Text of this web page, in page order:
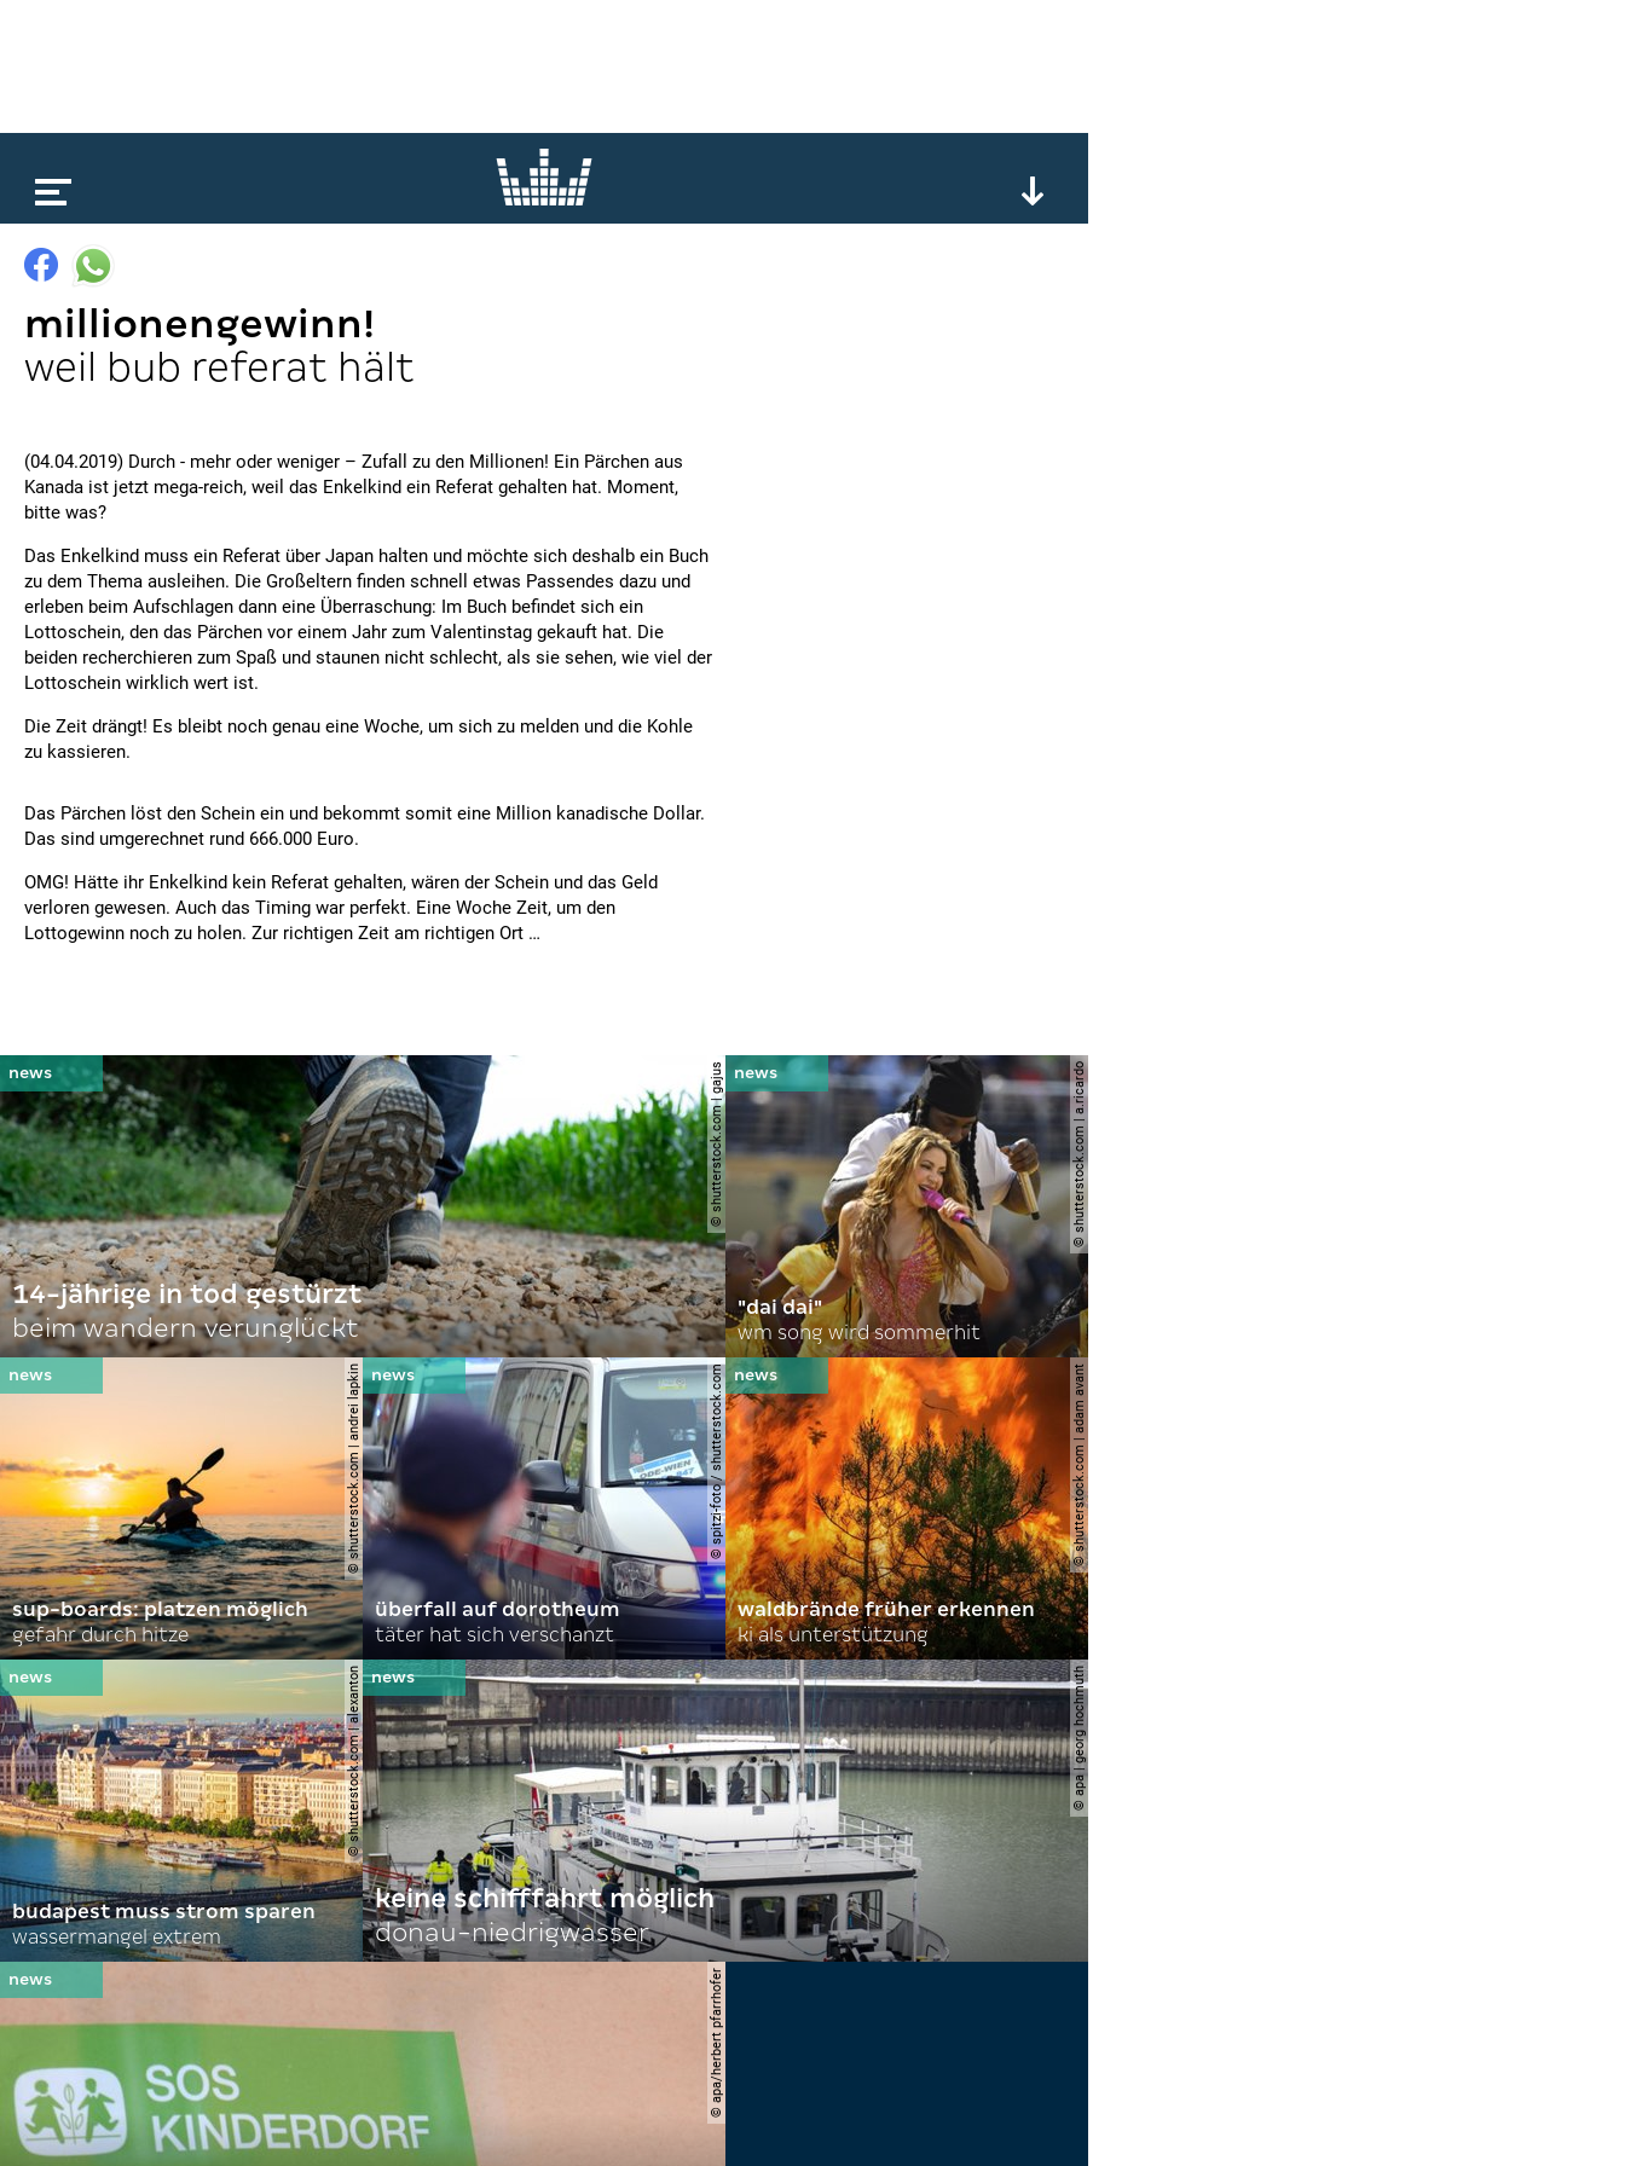
millionengewinn!
weil bub referat hält
(04.04.2019) Durch - mehr oder weniger – Zufall zu den Millionen! Ein Pärchen aus
Kanada ist jetzt mega-reich, weil das Enkelkind ein Referat gehalten hat. Moment,
bitte was?
Das Enkelkind muss ein Referat über Japan halten und möchte sich deshalb ein Buch
zu dem Thema ausleihen. Die Großeltern finden schnell etwas Passendes dazu und
erleben beim Aufschlagen dann eine Überraschung: Im Buch befindet sich ein
Lottoschein, den das Pärchen vor einem Jahr zum Valentinstag gekauft hat. Die
beiden recherchieren zum Spaß und staunen nicht schlecht, als sie sehen, wie viel der
Lottoschein wirklich wert ist.
Die Zeit drängt! Es bleibt noch genau eine Woche, um sich zu melden und die Kohle
zu kassieren.
Das Pärchen löst den Schein ein und bekommt somit eine Million kanadische Dollar.
Das sind umgerechnet rund 666.000 Euro.
OMG! Hätte ihr Enkelkind kein Referat gehalten, wären der Schein und das Geld
verloren gewesen. Auch das Timing war perfekt. Eine Woche Zeit, um den
Lottogewinn noch zu holen. Zur richtigen Zeit am richtigen Ort …
© shutterstock.com | gajus
14-jährige in tod gestürzt
beim wandern verunglückt
© shutterstock.com | a.ricardo
"dai dai"
wm song wird sommerhit
© shutterstock.com | andrei lapkin
sup-boards: platzen möglich
gefahr durch hitze
© spitzi-foto / shutterstock.com
überfall auf dorotheum
täter hat sich verschanzt
© shutterstock.com | adam avant
waldbrände früher erkennen
ki als unterstützung
© shutterstock.com | alexanton
budapest muss strom sparen
wassermangel extrem
© apa | georg hochmuth
keine schifffahrt möglich
donau-niedrigwasser
© apa/herbert pfarrhofer